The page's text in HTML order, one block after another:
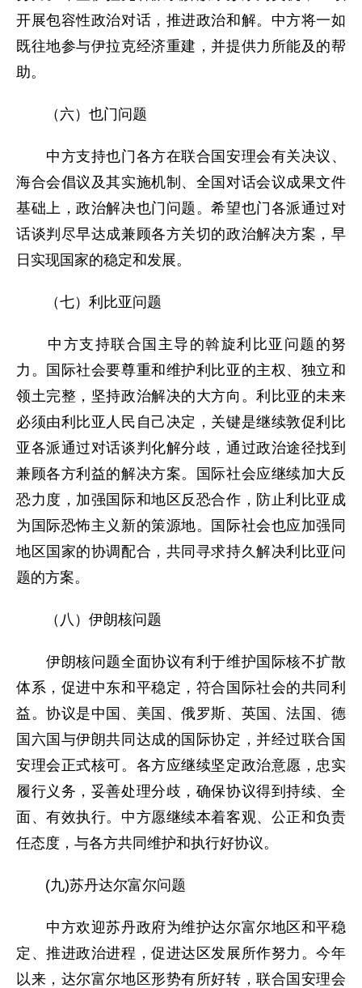
开展包容性政治对话，推进政治和解。中方将一如
既往地参与伊拉克经济重建，并提供力所能及的帮
助。
（六）也门问题
中方支持也门各方在联合国安理会有关决议、
海合会倡议及其实施机制、全国对话会议成果文件
基础上，政治解决也门问题。希望也门各派通过对
话谈判尽早达成兼顾各方关切的政治解决方案，早
日实现国家的稳定和发展。
（七）利比亚问题
中方支持联合国主导的斡旋利比亚问题的努
力。国际社会要尊重和维护利比亚的主权、独立和
领土完整，坚持政治解决的大方向。利比亚的未来
必须由利比亚人民自己决定，关键是继续敦促利比
亚各派通过对话谈判化解分歧，通过政治途径找到
兼顾各方利益的解决方案。国际社会应继续加大反
恐力度，加强国际和地区反恐合作，防止利比亚成
为国际恐怖主义新的策源地。国际社会也应加强同
地区国家的协调配合，共同寻求持久解决利比亚问
题的方案。
（八）伊朗核问题
伊朗核问题全面协议有利于维护国际核不扩散
体系，促进中东和平稳定，符合国际社会的共同利
益。协议是中国、美国、俄罗斯、英国、法国、德
国六国与伊朗共同达成的国际协定，并经过联合国
安理会正式核可。各方应继续坚定政治意愿，忠实
履行义务，妥善处理分歧，确保协议得到持续、全
面、有效执行。中方愿继续本着客观、公正和负责
任态度，与各方共同维护和执行好协议。
(九)苏丹达尔富尔问题
中方欢迎苏丹政府为维护达尔富尔地区和平稳
定、推进政治进程，促进达区发展所作努力。今年
以来，达尔富尔地区形势有所好转，联合国安理会